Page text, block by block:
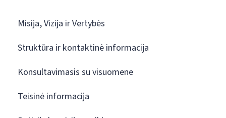
Misija, Vizija ir Vertybės
Struktūra ir kontaktinė informacija
Konsultavimasis su visuomene
Teisinė informacija